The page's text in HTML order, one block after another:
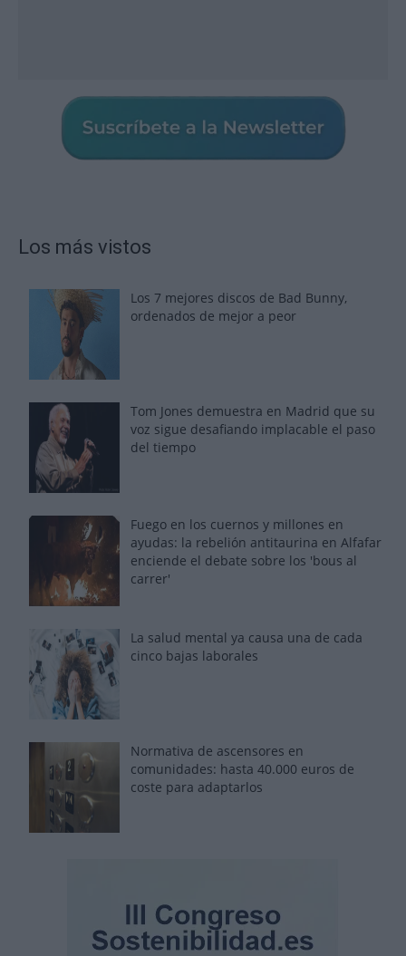
Los más vistos
Los 7 mejores discos de Bad Bunny,
ordenados de mejor a peor
Tom Jones demuestra en Madrid que su
voz sigue desafiando implacable el paso
del tiempo
Fuego en los cuernos y millones en
ayudas: la rebelión antitaurina en Alfafar
enciende el debate sobre los 'bous al
carrer'
La salud mental ya causa una de cada
cinco bajas laborales
Normativa de ascensores en
comunidades: hasta 40.000 euros de
coste para adaptarlos